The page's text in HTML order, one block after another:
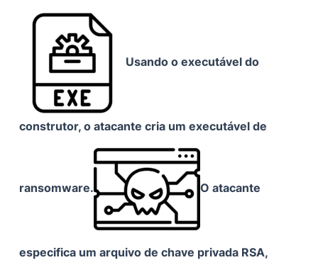
Usando o executável do
construtor, o atacante cria um executável de
ransomware. O atacante
especifica um arquivo de chave privada RSA,